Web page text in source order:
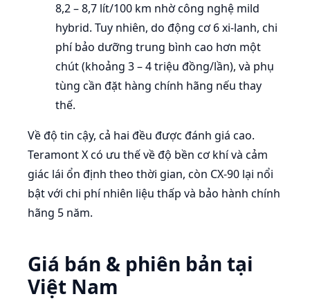
8,2 – 8,7 lít/100 km nhờ công nghệ mild
hybrid. Tuy nhiên, do động cơ 6 xi-lanh, chi
phí bảo dưỡng trung bình cao hơn một
chút (khoảng 3 – 4 triệu đồng/lần), và phụ
tùng cần đặt hàng chính hãng nếu thay
thế.
Về độ tin cậy, cả hai đều được đánh giá cao.
Teramont X có ưu thế về độ bền cơ khí và cảm
giác lái ổn định theo thời gian, còn CX-90 lại nổi
bật với chi phí nhiên liệu thấp và bảo hành chính
hãng 5 năm.
Giá bán & phiên bản tại
Việt Nam